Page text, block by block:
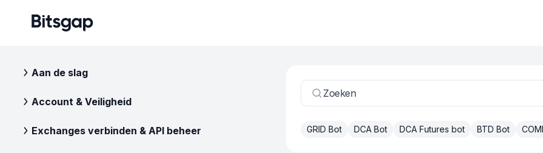
Aan de slag
Account & Veiligheid
Exchanges verbinden & API beheer
Zoeken
GRID Bot DCA Bot DCA Futures bot BTD Bot